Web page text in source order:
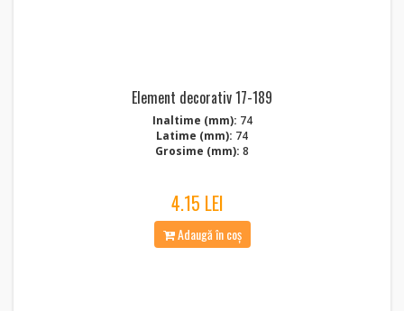
Element decorativ 17-189
Inaltime (mm): 74
Latime (mm): 74
Grosime (mm): 8
4.15 LEI
Adaugă în coș